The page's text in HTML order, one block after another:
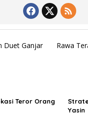
Duet Ganjar
Rawa
Teror Orang
Yasin